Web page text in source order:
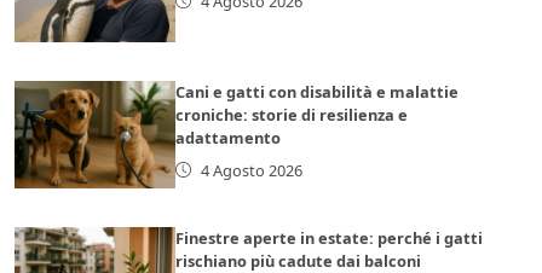
Cani e gatti con disabilità e malattie
croniche: storie di resilienza e
adattamento
4 Agosto 2026
Finestre aperte in estate: perché i gatti
rischiano più cadute dai balconi